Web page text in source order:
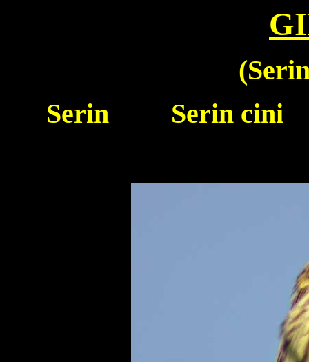
Serin
Serin cini